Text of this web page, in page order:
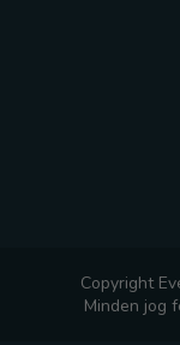
Copyright
Minden jog